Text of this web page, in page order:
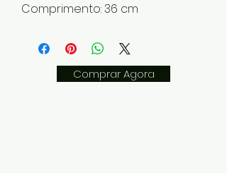
Comprimento: 36 cm
Comprar Agora